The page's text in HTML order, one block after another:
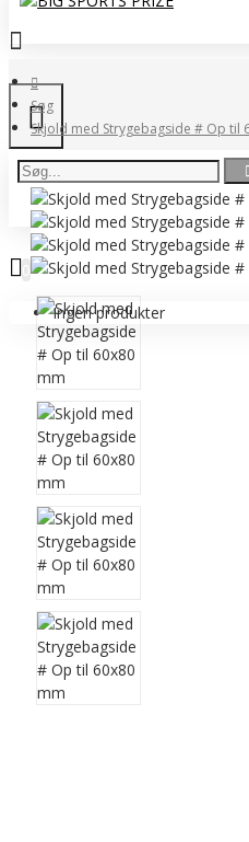
0 vare(r) - 0,00 DKK
Ingen produkter
Søg
Skjold med Strygebagside # Op til